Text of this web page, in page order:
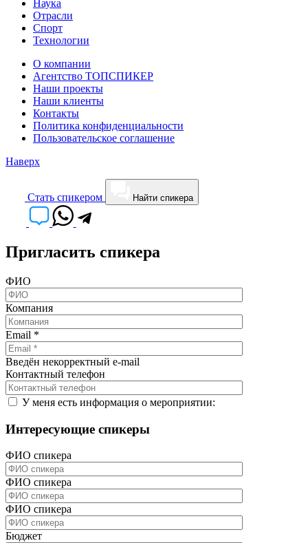
Наука
Отрасли
Спорт
Технологии
О компании
Агентство ТОПСПИКЕР
Наши проекты
Наши клиенты
Контакты
Политика конфиденциальности
Пользовательское соглашение
Наверх
Cтать спикером Найти спикера
Пригласить спикера
ФИО
Компания
Email *
Введён некорректный e-mail
Контактный телефон
У меня есть информация о мероприятии:
Интересующие спикеры
ФИО спикера
ФИО спикера
ФИО спикера
Бюджет